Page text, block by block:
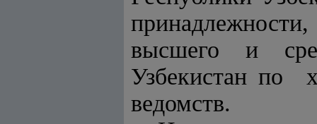
высшего и
Узбекистан по
ведомств.